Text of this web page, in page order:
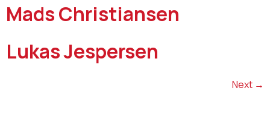
Mads Christiansen
Lukas Jespersen
Next →